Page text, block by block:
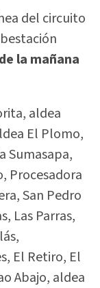
del circuito
la mañana
aldea
El Plomo,
Sumasapa,
Procesadora
San Pedro
Las Parras,
El Retiro, El
Abajo, aldea